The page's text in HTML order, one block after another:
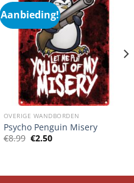
Aanbieding!
OVERIGE WANDBORDEN
Psycho Penguin Misery
€8.99 Oorspronkelijke
prijs
€2.50Huidige
prijs